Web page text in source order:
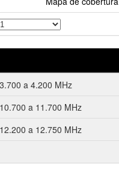
3.700 a 4.200 MHz
10.700 a 11.700 MHz
12.200 a 12.750 MHz